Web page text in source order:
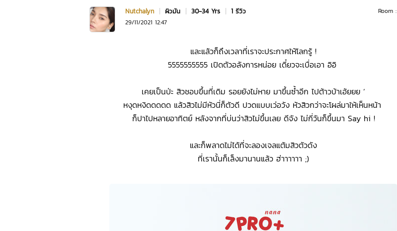
Room :
Nutchalyn | ผิวมัน | 30-34 Yrs | 1 รีวิว
29/11/2021 12:47
และแล้วก็ถึงเวลาที่เราจะประกาศให้โลกรู้ !
5555555555 เปิดตัวอลังการหน่อย เดี๋ยวจะเบื่อเอา อิอิ
เคยเป็นป่ะ สิวชอบขึ้นที่เดิม รอยยังไม่หาย มาขึ้นซ้ำอีก ไปต้าวบ้าเอ้ยยย ‘
หงุดหงิดดดดด แล้วสิวไม่มีหัวนี่ก็ตัวดี ปวดแบบเว่อวัง หัวสิวกว่าจะโผล่มาให้เห็นหน้า
ก็ปาไปหลายอาทิตย์ หลังจากที่บ่นว่าสิวไม่ขึ้นเลย ดีจัง ไม่กี่วันก็ขึ้นมา Say hi !
และก็พลาดไม่ได้ที่จะลองเจลแต้มสิวตัวดัง
ที่เรานั้นก็เล็งมานานแล้ว ฮ่าาาาาา ;)